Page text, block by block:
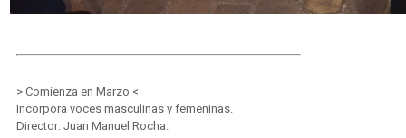
> Comienza en Marzo <
Incorpora voces masculinas y femeninas.
Director: Juan Manuel Rocha.